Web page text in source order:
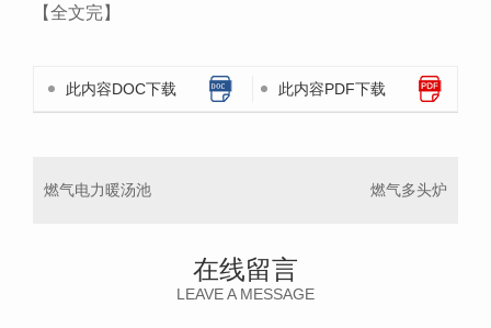
【全文完】
此内容DOC下载 此内容PDF下载
燃气电力暖汤池 燃气多头炉
在线留言
LEAVE A MESSAGE